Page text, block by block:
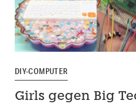
DIY-COMPUTER
Girls gegen Big